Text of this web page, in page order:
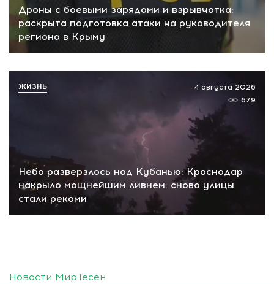
Дроны с боевыми зарядами и взрывчатка:
раскрыта подготовка атаки на руководителя
региона в Крыму
Небо разверзлось над Кубанью: Краснодар
накрыло мощнейшим ливнем: снова улицы
стали реками
4 августа 2026
679
ЖИЗНЬ
Новости МирТесен